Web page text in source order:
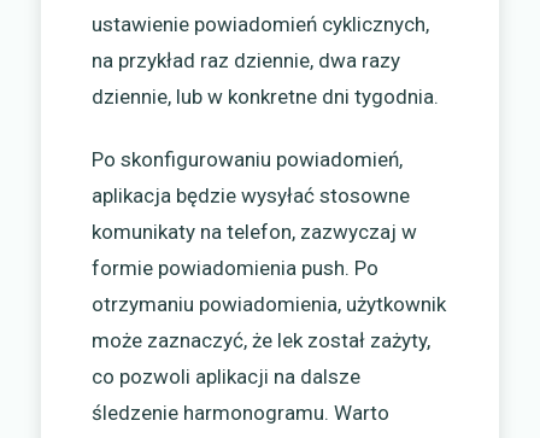
ustawienie powiadomień cyklicznych,
na przykład raz dziennie, dwa razy
dziennie, lub w konkretne dni tygodnia.
Po skonfigurowaniu powiadomień,
aplikacja będzie wysyłać stosowne
komunikaty na telefon, zazwyczaj w
formie powiadomienia push. Po
otrzymaniu powiadomienia, użytkownik
może zaznaczyć, że lek został zażyty,
co pozwoli aplikacji na dalsze
śledzenie harmonogramu. Warto